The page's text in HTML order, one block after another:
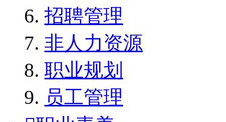
招聘管理
非人力资源
职业规划
员工管理